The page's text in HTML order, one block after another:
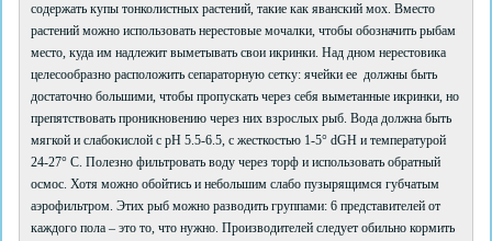
содержать купы тонколистных растений, такие как яванский мох. Вместо
растений можно использовать нерестовые мочалки, чтобы обозначить рыбам
место, куда им надлежит выметывать свои икринки. Над дном нерестовика
целесообразно расположить сепараторную сетку: ячейки ее должны быть
достаточно большими, чтобы пропускать через себя выметанные икринки, но
препятствовать проникновению через них взрослых рыб. Вода должна быть
мягкой и слабокислой с pH 5.5-6.5, с жесткостью 1-5° dGH и температурой
24-27° C. Полезно фильтровать воду через торф и использовать обратный
осмос. Хотя можно обойтись и небольшим слабо пузырящимся губчатым
аэрофильтром. Этих рыб можно разводить группами: 6 представителей от
каждого пола – это то, что нужно. Производителей следует обильно кормить